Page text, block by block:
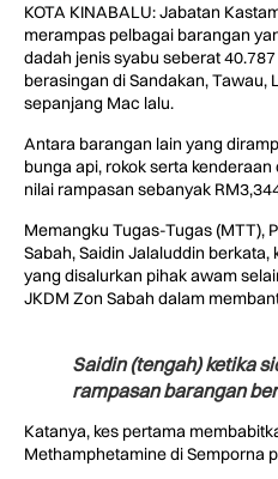
KOTA KINABALU: Jabatan
merampas pelbagai barangan
dadah jenis syabu seberat
berasingan di Sandakan, Tawau,
sepanjang Mac lalu.
Antara barangan lain yang
bunga api, rokok serta
nilai rampasan sebanyak
Memangku Tugas-Tugas (MTT),
Sabah, Saidin Jalaluddin
yang disalurkan pihak awam
JKDM Zon Sabah dalam
Saidin (tengah) ketika
rampasan barangan
Katanya, kes pertama
Methamphetamine di Semporna